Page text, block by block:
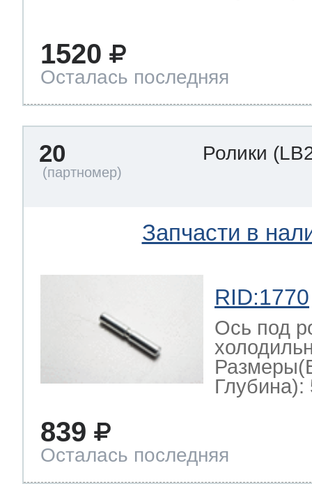
1520
Осталась последняя
20 Ролики
Запчасти в
RID:1770
Ось под
Глубина):
839
Осталась последняя